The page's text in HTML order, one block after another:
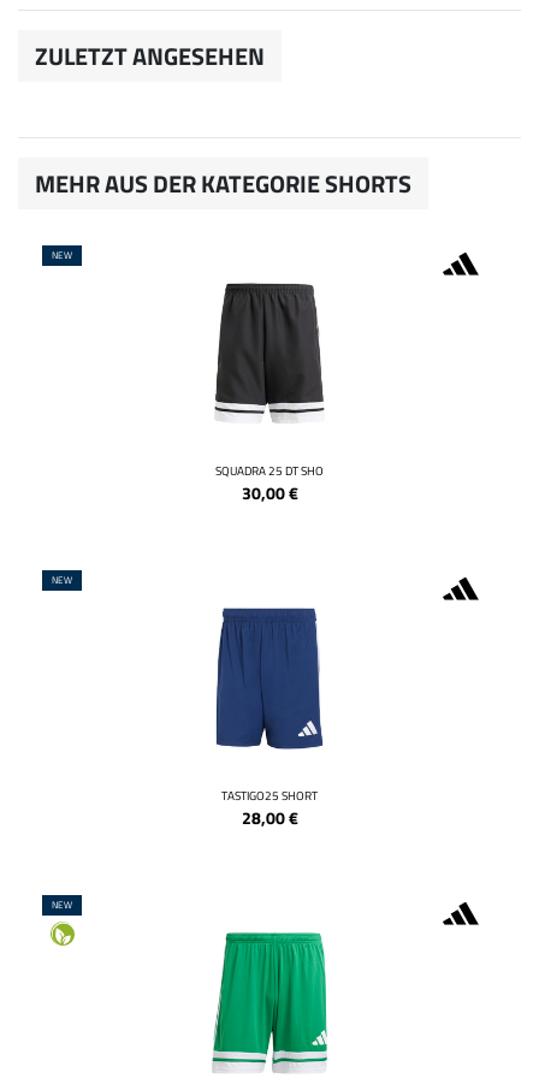
ZULETZT ANGESEHEN
MEHR AUS DER KATEGORIE SHORTS
NEW
SQUADRA 25 DT SHO
30,00€
NEW
TASTIGO25 SHORT
28,00€
NEW